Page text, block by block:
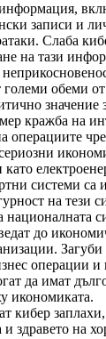
записи и
Слаба
на тази
обеми
значение
кражба на
операциите
системи са
на тези
до
операции и
да имат
икономиката.
кибер заплахи,
здравето на